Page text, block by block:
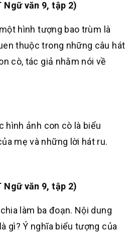
Ngữ văn 9, tập 2)
hình tượng bao trùm là
thuộc trong những câu hát
cò, tác giả nhằm nói về
hình ảnh con cò là biểu
mẹ và những lời hát ru.
Ngữ văn 9, tập 2)
làm ba đoạn. Nội dung
gì? Ý nghĩa biểu tượng của